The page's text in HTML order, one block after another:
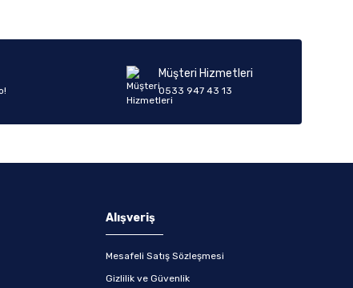
Müşteri Hizmetleri
0533 947 43 13
Alışveriş
Mesafeli Satış Sözleşmesi
Gizlilik ve Güvenlik